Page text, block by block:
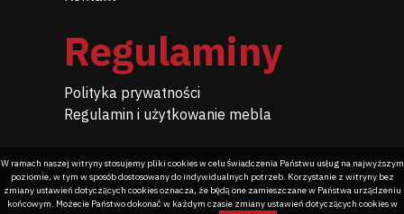
Regulaminy
Polityka prywatności
Regulamin i użytkowanie mebla
W ramach naszej witryny stosujemy pliki cookies w celu świadczenia Państwu usług na najwyższym
poziomie, w tym w sposób dostosowany do indywidualnych potrzeb. Korzystanie z witryny bez
zmiany ustawień dotyczących cookies oznacza, że będą one zamieszczane w Państwa urządzeniu
końcowym. Możecie Państwo dokonać w każdym czasie zmiany ustawień dotyczących cookies w